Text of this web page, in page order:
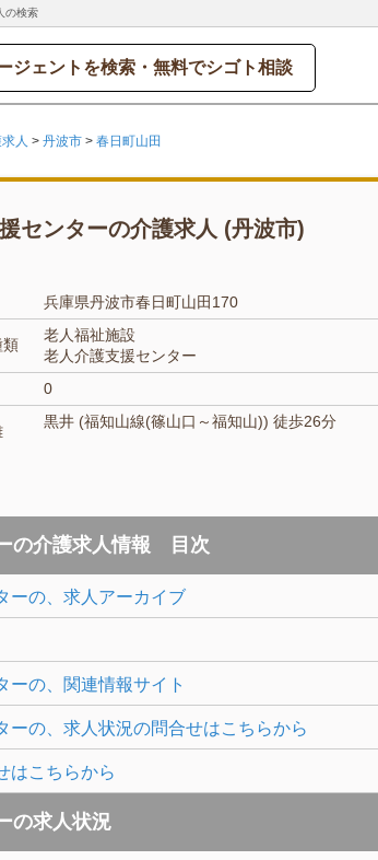
の検索
ジェントを検索・無料でシゴト相談
人 > 丹波市 > 春日町山田
センターの介護求人 (丹波市)
兵庫県丹波市春日町山田170
類
老人福祉施設
老人介護支援センター
0
黒井 (福知山線(篠山口～福知山)) 徒歩26分
の介護求人情報 目次
ーの、求人アーカイブ
ーの、関連情報サイト
ーの、求人状況の問合せはこちらから
はこちらから
の求人状況